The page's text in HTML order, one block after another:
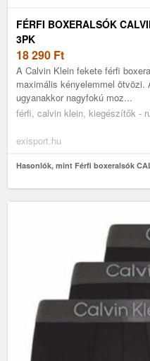
FÉRFI BOXERALSÓK
3PK
18 290 Ft
A Calvin Klein fekete férfi
maximális kényelemmel
ugyanakkor nagyfokú moz...
férfi, calvin klein, kiegészítők -
exisport.hu
Hasonlók, mint Férfi boxeralsók